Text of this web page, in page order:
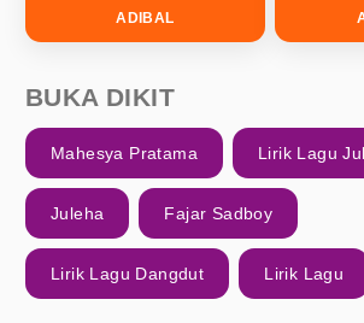
ADIBAL
BUKA DIKIT
Mahesya Pratama Lirik Lagu
Juleha Fajar Sadboy
Lirik Lagu Dangdut Lirik Lagu